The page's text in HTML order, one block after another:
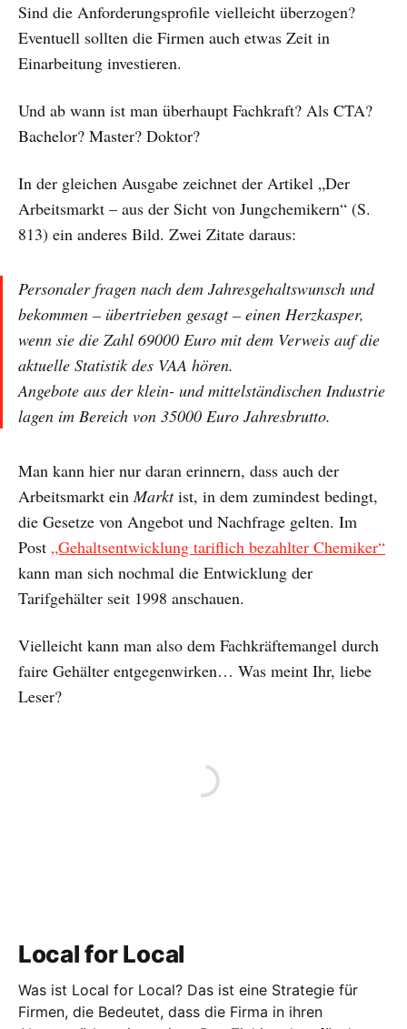
Sind die Anforderungsprofile vielleicht überzogen?
Eventuell sollten die Firmen auch etwas Zeit in
Einarbeitung investieren.
Und ab wann ist man überhaupt Fachkraft? Als CTA?
Bachelor? Master? Doktor?
In der gleichen Ausgabe zeichnet der Artikel „Der
Arbeitsmarkt – aus der Sicht von Jungchemikern“ (S.
813) ein anderes Bild. Zwei Zitate daraus:
Personaler fragen nach dem Jahresgehaltswunsch und
bekommen – übertrieben gesagt – einen Herzkasper,
wenn sie die Zahl 69000 Euro mit dem Verweis auf die
aktuelle Statistik des VAA hören.
Angebote aus der klein- und mittelständischen Industrie
lagen im Bereich von 35000 Euro Jahresbrutto.
Man kann hier nur daran erinnern, dass auch der
Arbeitsmarkt einMarktist, in dem zumindest bedingt,
die Gesetze von Angebot und Nachfrage gelten. Im
Post „Gehaltsentwicklung tariflich bezahlter Chemiker“
kann man sich nochmal die Entwicklung der
Tarifgehälter seit 1998 anschauen.
Vielleicht kann man also dem Fachkräftemangel durch
faire Gehälter entgegenwirken… Was meint Ihr, liebe
Leser?
Local for Local
Was ist Local for Local? Das ist eine Strategie für
Firmen, die Bedeutet, dass die Firma in ihren